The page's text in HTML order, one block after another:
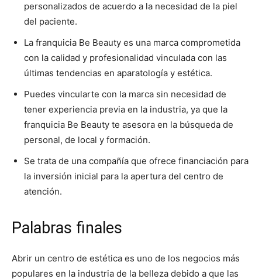
personalizados de acuerdo a la necesidad de la piel
del paciente.
La franquicia Be Beauty es una marca comprometida
con la calidad y profesionalidad vinculada con las
últimas tendencias en aparatología y estética.
Puedes vincularte con la marca sin necesidad de
tener experiencia previa en la industria, ya que la
franquicia Be Beauty te asesora en la búsqueda de
personal, de local y formación.
Se trata de una compañía que ofrece financiación para
la inversión inicial para la apertura del centro de
atención.
Palabras finales
Abrir un centro de estética es uno de los negocios más
populares en la industria de la belleza debido a que las